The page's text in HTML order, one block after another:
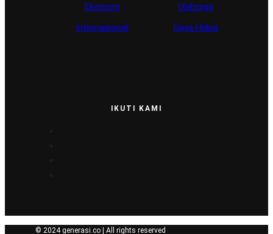
Ekonomi
Internasional
Olahraga
Gaya Hidup
IKUTI KAMI
© 2024 generasi.co | All rights reserved